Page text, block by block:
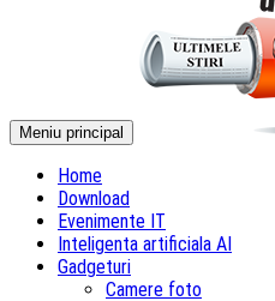
Meniu principal
Home
Download
Evenimente IT
Inteligenta artificiala AI
Gadgeturi
Camere foto